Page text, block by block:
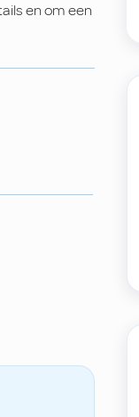
en om een